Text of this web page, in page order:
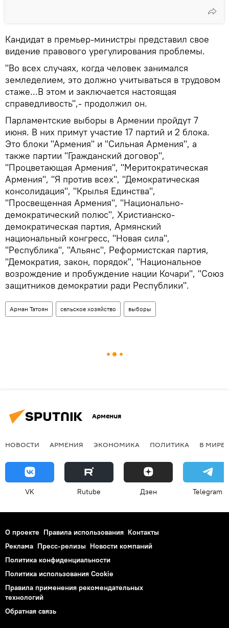
Кандидат в премьер-министры представил свое
видение правового урегулирования проблемы.
"Во всех случаях, когда человек занимался
земледелием, это должно учитываться в трудовом
стаже...В этом и заключается настоящая
справедливость",- продолжил он.
Парламентские выборы в Армении пройдут 7
июня. В них примут участие 17 партий и 2 блока.
Это блоки "Армения" и "Сильная Армения", а
также партии "Гражданский договор",
"Процветающая Армения", "Меритократическая
Армения", "Я против всех", "Демократическая
консолидация", "Крылья Единства",
"Просвещенная Армения", "Национально-
демократический полюс", Христианско-
демократическая партия, Армянский
национальный конгресс, "Новая сила",
"Республика", "Альянс", Реформистская партия,
"Демократия, закон, порядок", "Национальное
возрождение и пробуждение нации Кочари", "Союз
защитников демократии ради Республики".
Арман Татоян сельское хозяйство выборы
Армения
НОВОСТИ АРМЕНИЯ ЭКОНОМИКА ПОЛИТИКА В МИРЕ
VK Rutube Дзен Telegram
О проекте Правила использования Контакты
Реклама Пресс-релизы Новости компаний
Политика конфиденциальности
Политика использования Cookie
Правила применения рекомендательных
технологий
Обратная связь